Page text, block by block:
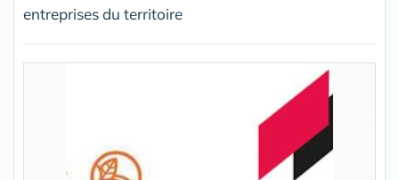
entreprises du territoire